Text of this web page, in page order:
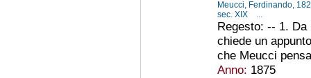
Meucci, Ferdinando,
sec. XIX
...
Regesto: -- 1.
chiede un
che Meucci
Anno: 1875